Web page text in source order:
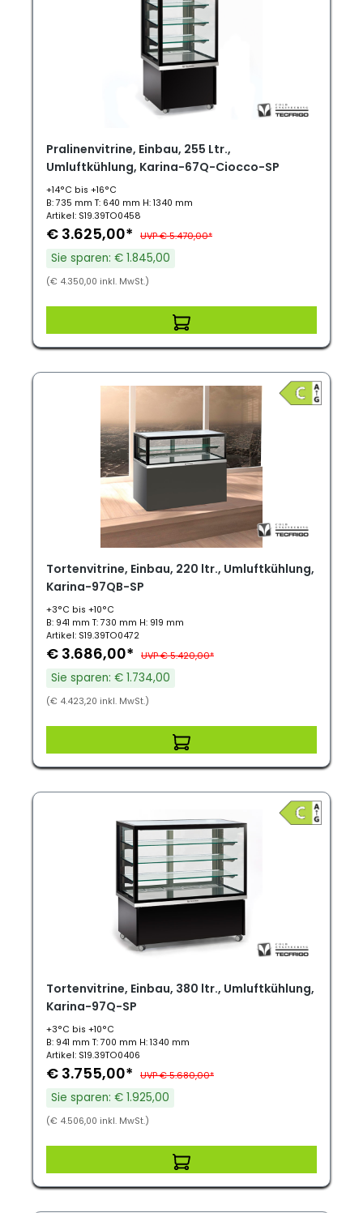
Pralinenvitrine, Einbau, 255 Ltr.,
Umluftkühlung, Karina-67Q-Ciocco-SP
+14°C bis +16°C
B: 735 mm T: 640 mm H: 1340 mm
Artikel: S19.39TO0458
€ 3.625,00* UVP € 5.470,00*
Sie sparen: € 1.845,00
(€ 4.350,00 inkl. MwSt.)
Tortenvitrine, Einbau, 220 ltr., Umluftkühlung,
Karina-97QB-SP
+3°C bis +10°C
B: 941 mm T: 730 mm H: 919 mm
Artikel: S19.39TO0472
€ 3.686,00* UVP € 5.420,00*
Sie sparen: € 1.734,00
(€ 4.423,20 inkl. MwSt.)
Tortenvitrine, Einbau, 380 ltr., Umluftkühlung,
Karina-97Q-SP
+3°C bis +10°C
B: 941 mm T: 700 mm H: 1340 mm
Artikel: S19.39TO0406
€ 3.755,00* UVP € 5.680,00*
Sie sparen: € 1.925,00
(€ 4.506,00 inkl. MwSt.)